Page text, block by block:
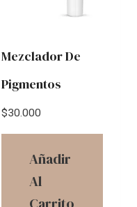
Mezclador De
Pigmentos
$30.000
Añadir
Al